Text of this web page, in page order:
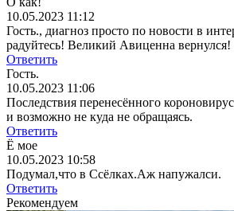
10.05.2023 11:12
Гость., диагноз просто по новости в
радуйтесь! Великий Авиценна вернулся!
Ответить
Гость.
10.05.2023 11:06
Последствия перенесённого
и возможно не куда не обращаясь.
Ответить
Ё мое
10.05.2023 10:58
Подумал,что в Ссёлках.Аж напужалси.
Ответить
Рекомендуем